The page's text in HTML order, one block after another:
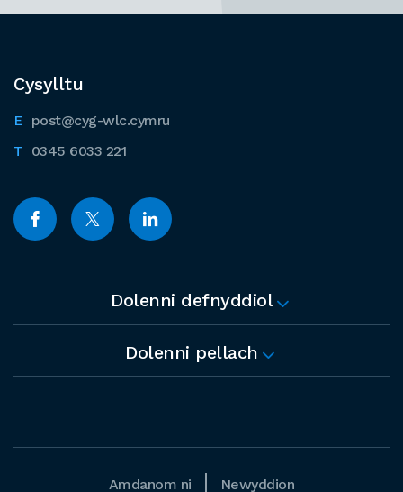
Cysylltu
post@cyg-wlc.cymru
0345 6033 221
Dolenni defnyddiol
Dolenni pellach
Amdanom ni Newyddion